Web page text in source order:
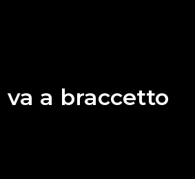
a braccetto